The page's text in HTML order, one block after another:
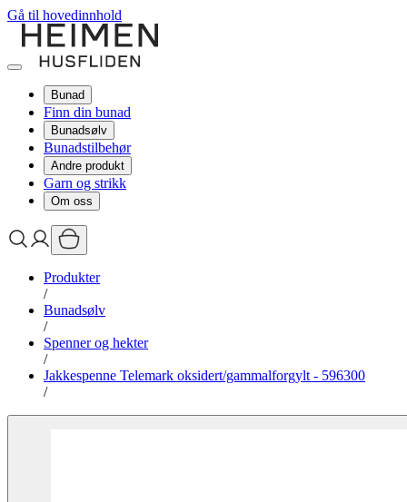
Gå til hovedinnhold
Bunad
Finn din bunad
Bunadsølv
Bunadstilbehør
Andre produkt
Garn og strikk
Om oss
Produkter
/
Bunadsølv
/
Spenner og hekter
/
Jakkespenne Telemark oksidert/gammalforgylt - 596300
/